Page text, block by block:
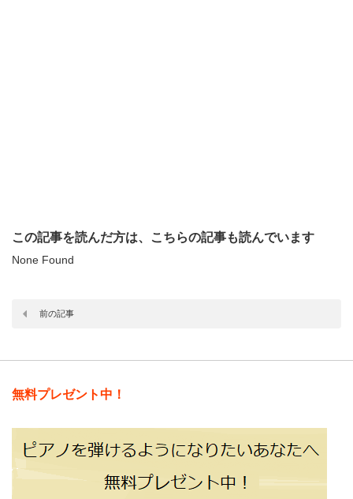
この記事を読んだ方は、こちらの記事も読んでいます
None Found
前の記事
無料プレゼント中！